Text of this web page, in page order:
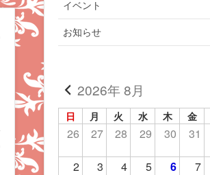
イベント
お知らせ
2026年 8月
日 月 火 水 木 金
26 27 28 29 30 31
2 3 4 5 6 7